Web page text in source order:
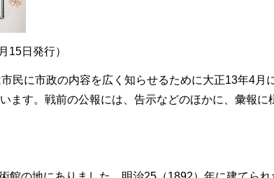
15日発行）
民に市政の内容を広く知らせるために大正13年4月
ます。戦前の公報には、告示などのほかに、彙報に